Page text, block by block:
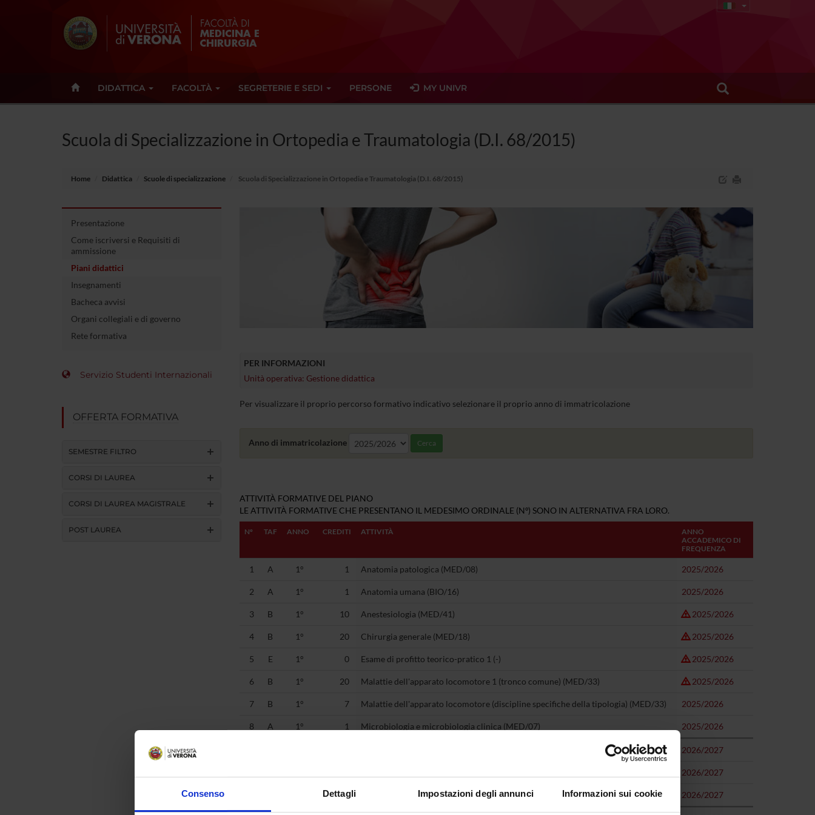
Consenso Dettagli Impostazioni degli annunci Informazioni sui cookie
DIDATTICA FACOLTÀ SEGRETERIE E SEDI PERSONE MY UNIVR
Scuola di Specializzazione in Ortopedia e Traumatologia (D.I. 68/2015)
Home Didattica Scuole di specializzazione Scuola di Specializzazione in Ortopedia e Traumatologia (D.I. 68/2015)
Presentazione
Come iscriversi e Requisiti di
ammissione
Piani didattici
Insegnamenti
Bacheca avvisi
Organi collegiali e di governo
Rete formativa
Servizio Studenti Internazionali
OFFERTA FORMATIVA
SEMESTRE FILTRO
CORSI DI LAUREA
CORSI DI LAUREA MAGISTRALE
POST LAUREA
PER INFORMAZIONI
Unità operativa: Gestione didattica
Per visualizzare il proprio percorso formativo indicativo selezionare il proprio anno di immatricolazione
Anno di immatricolazione Cerca
ATTIVITÀ FORMATIVE DEL PIANO
LE ATTIVITÀ FORMATIVE CHE PRESENTANO IL MEDESIMO ORDINALE (Nº) SONO IN ALTERNATIVA FRA LORO.
Nº TAF ANNO CREDITI ATTIVITÀ
ANNO
ACCADEMICO DI
FREQUENZA
1 A 1° 1 Anatomia patologica (MED/08) 2025/2026
2 A 1° 1 Anatomia umana (BIO/16) 2025/2026
3 B 1° 10 Anestesiologia (MED/41) 2025/2026
4 B 1° 20 Chirurgia generale (MED/18) 2025/2026
5 E 1° 0 Esame di profitto teorico-pratico 1 (-) 2025/2026
6 B 1° 20 Malattie dell'apparato locomotore 1 (tronco comune) (MED/33) 2025/2026
7 B 1° 7 Malattie dell'apparato locomotore (discipline specifiche della tipologia) (MED/33) 2025/2026
8 A 1° 1 Microbiologia e microbiologia clinica (MED/07) 2025/2026
2026/2027
2026/2027
50 Malattie dell'apparato locomotore 2 (discipline specifiche) (MED/33) 2026/2027